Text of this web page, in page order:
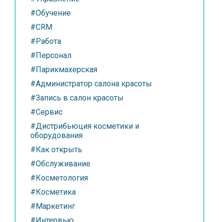
#Обучение
#CRM
#Работа
#Персонал
#Парикмахерская
#Администратор салона красоты
#Запись в салон красоты
#Сервис
#Дистрибьюция косметики и
оборудования
#Как открыть
#Обслуживание
#Косметология
#Косметика
#Маркетинг